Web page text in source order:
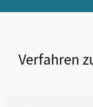
Verfahren